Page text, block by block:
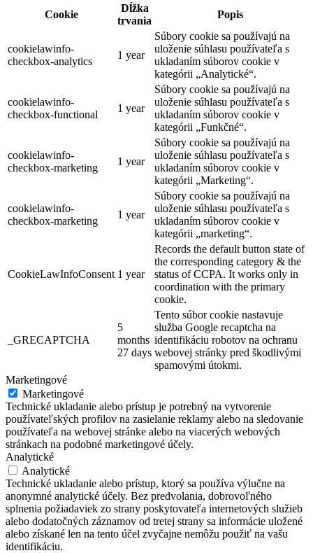
Cookie
Dĺžka
trvania
Popis
cookielawinfo-
checkbox-analytics
1 year
Súbory cookie sa používajú na
uloženie súhlasu používateľa s
ukladaním súborov cookie v
kategórii „Analytické“.
cookielawinfo-
checkbox-functional
1 year
Súbory cookie sa používajú na
uloženie súhlasu používateľa s
ukladaním súborov cookie v
kategórii „Funkčné“.
cookielawinfo-
checkbox-marketing
1 year
Súbory cookie sa používajú na
uloženie súhlasu používateľa s
ukladaním súborov cookie v
kategórii „Marketing“.
cookielawinfo-
checkbox-marketing
1 year
Súbory cookie sa používajú na
uloženie súhlasu používateľa s
ukladaním súborov cookie v
kategórii „marketing“.
CookieLawInfoConsent 1 year
Records the default button state of
the corresponding category & the
status of CCPA. It works only in
coordination with the primary
cookie.
_GRECAPTCHA
5
months
27 days
Tento súbor cookie nastavuje
služba Google recaptcha na
identifikáciu robotov na ochranu
webovej stránky pred škodlivými
spamovými útokmi.
Marketingové
Marketingové
Technické ukladanie alebo prístup je potrebný na vytvorenie
používateľských profilov na zasielanie reklamy alebo na sledovanie
používateľa na webovej stránke alebo na viacerých webových
stránkach na podobné marketingové účely.
Analytické
Analytické
Technické ukladanie alebo prístup, ktorý sa používa výlučne na
anonymné analytické účely. Bez predvolania, dobrovoľného
splnenia požiadaviek zo strany poskytovateľa internetových služieb
alebo dodatočných záznamov od tretej strany sa informácie uložené
alebo získané len na tento účel zvyčajne nemôžu použiť na vašu
identifikáciu.